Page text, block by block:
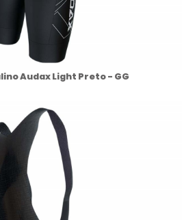
Audax Light Preto - GG